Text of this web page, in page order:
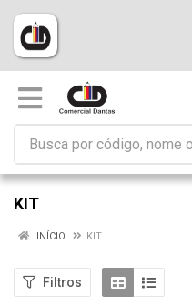
KIT
INÍCIO KIT
Filtros